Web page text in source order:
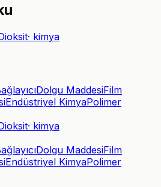
· kimya
Dolgu MaddesiFilm
Endüstriyel KimyaPolimer
· kimya
Dolgu MaddesiFilm
Endüstriyel KimyaPolimer